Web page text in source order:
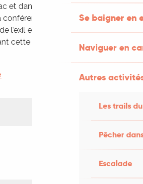
Se baigner en
Naviguer en
Autres
Les trails
Pêcher
Escalade
et dans ses environs entre
conférence met en lumière la
l’exil et l’accueil des familles
cette période. - Présentation